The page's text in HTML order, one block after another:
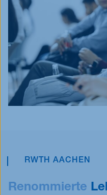
RWTH AACHEN
Renommierte